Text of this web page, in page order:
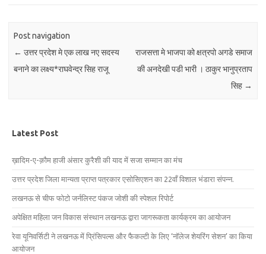
Post navigation
← उत्तर प्रदेश मे एक लाख नए सदस्य
बनाने का लक्ष्य*राघवेन्द्र सिह राजू
राजसत्ता मे भाजपा को क्षत्रपो अगडे समाज
की अनदेखी पडी भारी । ठाकुर भानुप्रताप
सिह →
Latest Post
ख़ादिम-ए-क़ौम हाजी अंसार कुरैशी की याद में सजा सम्मान का मंच
उत्तर प्रदेश जिला मान्यता प्राप्त पत्रकार एसोसिएशन का 22वाँ विशाल भंडारा संपन्न.
लखनऊ से चीफ फोटो जर्नलिस्ट पंकज जोशी की स्पेशल रिपोर्ट
अपेक्षित महिला जन विकास संस्थान लखनऊ द्वारा जागरूकता कार्यक्रम का आयोजन
रेवा यूनिवर्सिटी ने लखनऊ में प्रिंसिपल्स और फैकल्टी के लिए ‘नॉलेज शेयरिंग सेशन’ का किया
आयोजन